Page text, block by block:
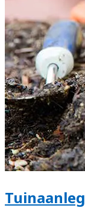
Tuinaanleg